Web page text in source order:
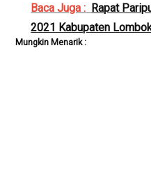
Baca Juga : Rapat
2021 Kabupaten
Mungkin Menarik :